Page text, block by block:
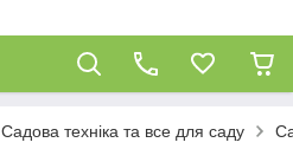
Садова техніка та все для саду